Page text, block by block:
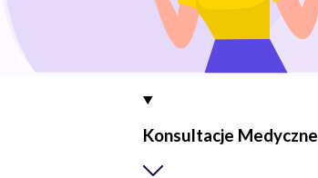
Konsultacje Medyczne